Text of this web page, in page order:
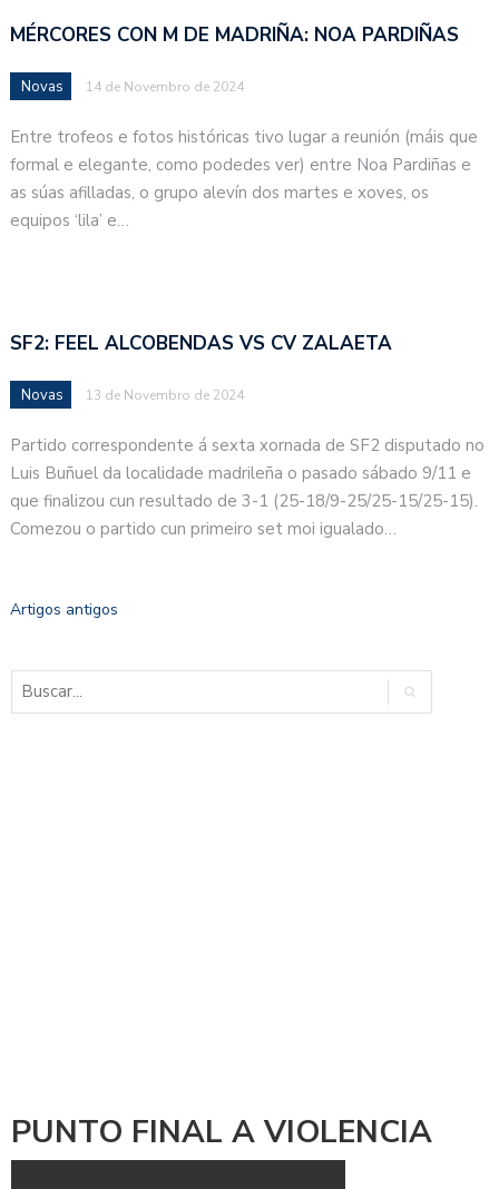
MÉRCORES CON M DE MADRIÑA: NOA PARDIÑAS
Novas 14 de Novembro de 2024
Entre trofeos e fotos históricas tivo lugar a reunión (máis que
formal e elegante, como podedes ver) entre Noa Pardiñas e
as súas afilladas, o grupo alevín dos martes e xoves, os
equipos ‘lila’ e…
SF2: FEEL ALCOBENDAS VS CV ZALAETA
Novas 13 de Novembro de 2024
Partido correspondente á sexta xornada de SF2 disputado no
Luis Buñuel da localidade madrileña o pasado sábado 9/11 e
que finalizou cun resultado de 3-1 (25-18/9-25/25-15/25-15).
Comezou o partido cun primeiro set moi igualado…
Artigos antigos
PUNTO FINAL A VIOLENCIA